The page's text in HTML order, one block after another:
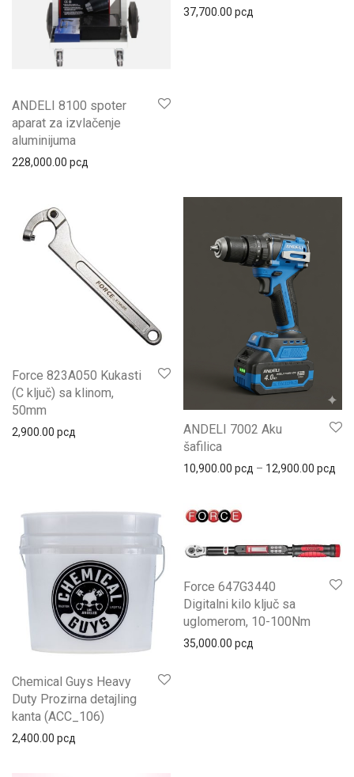
ANDELI 8100 spoter
aparat za izvlačenje
aluminijuma
228,000.00 рсд
37,700.00 рсд
Force 823A050 Kukasti
(C ključ) sa klinom,
50mm
2,900.00 рсд
ANDELI 7002 Aku
šafilica
10,900.00 рсд – 12,900.00 рсд
Chemical Guys Heavy
Duty Prozirna detajling
kanta (ACC_106)
2,400.00 рсд
Force 647G3440
Digitalni kilo ključ sa
uglomerom, 10-100Nm
35,000.00 рсд